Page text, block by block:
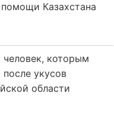
Казахстана
человек, которым
укусов
области